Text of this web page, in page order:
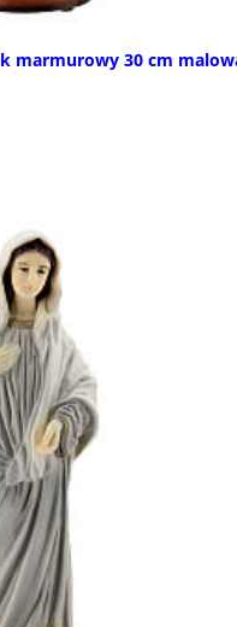
marmurowy 30 cm